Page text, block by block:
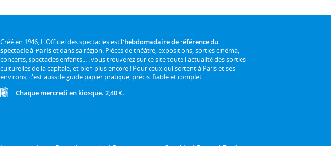
Créé en 1946, L'Officiel des spectacles est l'hebdomadaire de référence du
spectacle à Pariset dans sa région. Pièces de théâtre, expositions, sorties cinéma,
concerts, spectacles enfants... : vous trouverez sur ce site toute l'actualité des sorties
culturelles de la capitale, et bien plus encore ! Pour ceux qui sortent à Paris et ses
environs, c'est aussi le guide papier pratique, précis, fiable et complet.
Chaque mercredi en kiosque. 2,40 €.